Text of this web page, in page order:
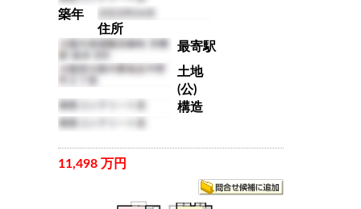
築年
住所
最寄駅
土地
(公)
構造
11,498 万円